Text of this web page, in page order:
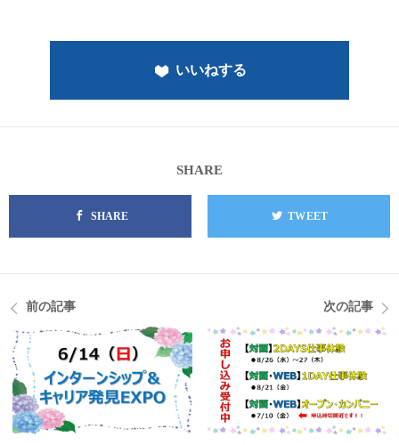
いいねする
SHARE
SHARE TWEET
前の記事 次の記事